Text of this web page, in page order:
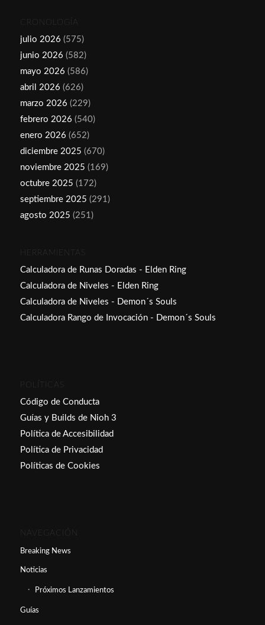
CRONOLOGÍA
julio 2026 (575)
junio 2026 (582)
mayo 2026 (586)
abril 2026 (626)
marzo 2026 (229)
febrero 2026 (540)
enero 2026 (652)
diciembre 2025 (670)
noviembre 2025 (169)
octubre 2025 (172)
septiembre 2025 (291)
agosto 2025 (251)
HERRAMIENTAS
Calculadora de Runas Doradas - Elden Ring
Calculadora de Niveles - Elden Ring
Calculadora de Niveles - Demon´s Souls
Calculadora Rango de Invocación - Demon´s Souls
POLÍTICAS
Código de Conducta
Guías y Builds de Nioh 3
Política de Accesibilidad
Política de Privacidad
Políticas de Cookies
NAVEGACIÓN
Breaking News
Noticias
Próximos Lanzamientos
Guías